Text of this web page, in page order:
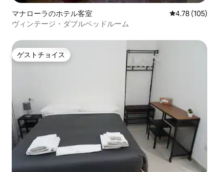
マナローラのホテル客室 レビュー105
4.78 (105)
ヴィンテージ・ダブルベッドルーム
ゲストチョイス
ゲストチョイス